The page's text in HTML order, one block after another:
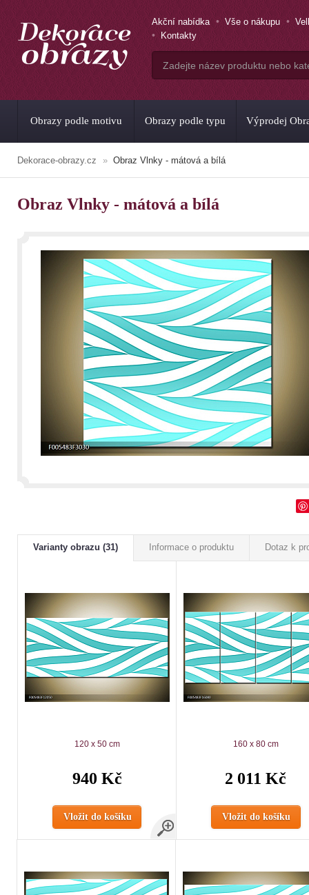
Akční nabídka Vše o nákupu
Kontakty
Obrazy podle motivu Obrazy podle typu Výprodej
Dekorace-obrazy.cz Obraz Vlnky - mátová a bílá
Obraz Vlnky - mátová a bílá
Varianty obrazu (31) Informace o produktu Dotaz k
120 x 50 cm
940 Kč
Vložit do košíku
160 x 80 cm
2 011 Kč
Vložit do košíku